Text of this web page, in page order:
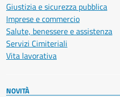
Giustizia e sicurezza pubblica
Imprese e commercio
Salute, benessere e assistenza
Servizi Cimiteriali
Vita lavorativa
NOVITÀ